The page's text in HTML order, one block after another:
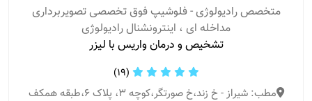
متخصص رادیولوژی - فلوشیپ فوق تخصصی تصویربرداری
مداخله ای ، اینترونشنال رادیولوژی
تشخیص و درمان واریس با لیزر
(19)
مطب: شیراز - خ زند،خ صورتگر،کوچه 3، پلاک 6،طبقه همکف